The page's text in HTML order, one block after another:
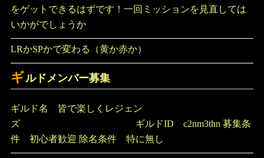
をゲットできるはずです！一回ミッションを見直しては
いかがでしょうか
LRかSPかで変わる（黄か赤か）
ギルドメンバー募集
ギルド名 皆で楽しくレジェン
ズ ギルドID c2nm3thn 募集条
件 初心者歓迎 除名条件 特に無し